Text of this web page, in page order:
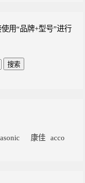
用“品牌+型号”进行
康佳
acco